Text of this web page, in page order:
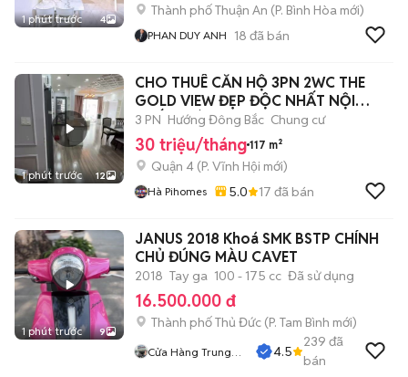
1 phút trước 4
Thành phố Thuận An (P. Bình Hòa mới)
PHAN DUY ANH 18 đã bán
1 phút trước 12
CHO THUÊ CĂN HỘ 3PN 2WC THE
GOLD VIEW ĐẸP ĐỘC NHẤT NỘI
THẤT Y HÌNH
3 PN Hướng Đông Bắc Chung cư
30 triệu/tháng 117 m²
Quận 4 (P. Vĩnh Hội mới)
Hà Pihomes 5.0 17 đã bán
1 phút trước 9
JANUS 2018 Khoá SMK BSTP CHÍNH
CHỦ ĐÚNG MÀU CAVET
2018 Tay ga 100 - 175 cc Đã sử dụng
16.500.000 đ
Thành phố Thủ Đức (P. Tam Bình mới)
Cửa Hàng Trung
4.5
239 đã
bán